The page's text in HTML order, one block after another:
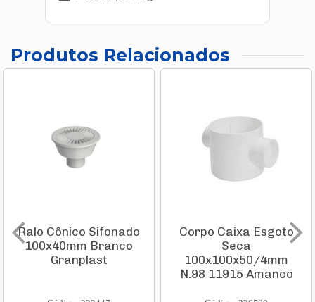
Produtos Relacionados
Ralo Cônico Sifonado
100x40mm Branco
Granplast
Corpo Caixa Esgoto
Seca
100x100x50/4mm
N.98 11915 Amanco